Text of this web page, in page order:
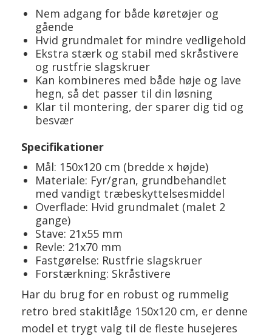
Nem adgang for både køretøjer og
gående
Hvid grundmalet for mindre vedligehold
Ekstra stærk og stabil med skråstivere
og rustfrie slagskruer
Kan kombineres med både høje og lave
hegn, så det passer til din løsning
Klar til montering, der sparer dig tid og
besvær
Specifikationer
Mål: 150x120 cm (bredde x højde)
Materiale: Fyr/gran, grundbehandlet
med vandigt træbeskyttelsesmiddel
Overflade: Hvid grundmalet (malet 2
gange)
Stave: 21x55 mm
Revle: 21x70 mm
Fastgørelse: Rustfrie slagskruer
Forstærkning: Skråstivere
Har du brug for en robust og rummelig
retro bred stakitlåge 150x120 cm, er denne
model et trygt valg til de fleste husejeres